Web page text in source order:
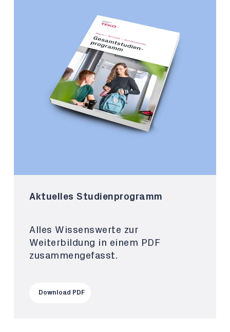
Aktuelles Studienprogramm
Alles Wissenswerte zur
Weiterbildung in einem PDF
zusammengefasst.
Download PDF